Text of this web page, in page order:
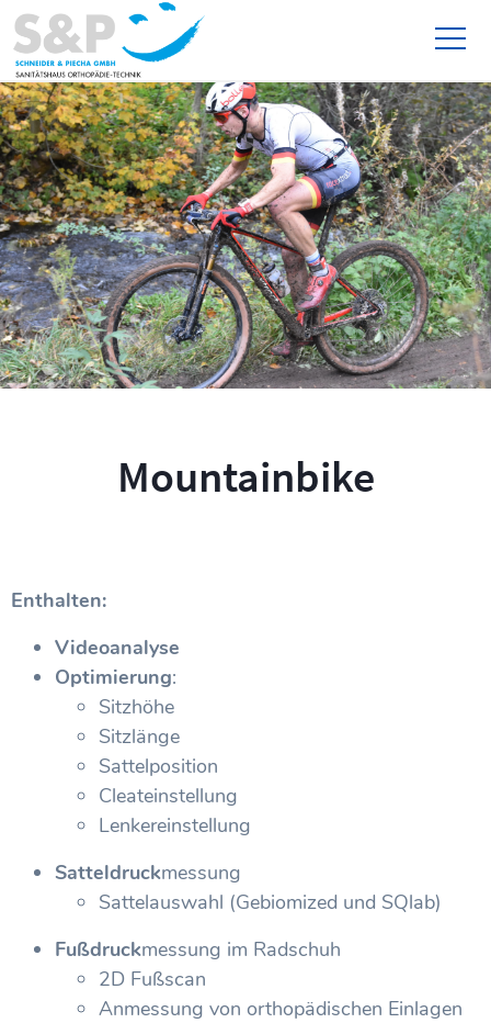
Mountainbike
Enthalten:
Videoanalyse
Optimierung:
Sitzhöhe
Sitzlänge
Sattelposition
Cleateinstellung
Lenkereinstellung
Satteldruckmessung
Sattelauswahl (Gebiomized und SQlab)
Fußdruckmessung im Radschuh
2D Fußscan
Anmessung von orthopädischen Einlagen